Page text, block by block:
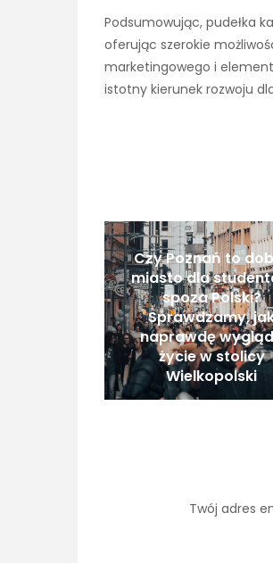
Podsumowując, pudełka
oferując szerokie
marketingowego i
istotny kierunek rozwoju
Czy Poznań to
miasto dla
spoza Polski?
Sprawdzamy,
naprawdę
życie w stolicy
Wielkopolski
Twój adres